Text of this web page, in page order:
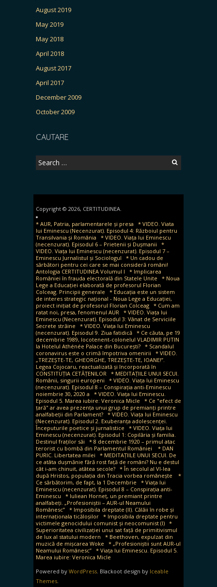
August 2019
May 2019
May 2018
April 2018
August 2017
April 2017
December 2009
October 2009
CAUTARE
Search
for:
Copyright © 2026, CERTITUDINEA.
* AUR, Patria, parlamentarele și presa
* VIDEO. Viata
lui Eminescu (Necenzurat). Episodul 4: Războiul pentru
Transilvania și România
* VIDEO. Viața lui Eminescu
(necenzurat). Episodul 6 – Prietenii și Dușmanii
*
VIDEO. Viața lui Eminescu (necenzurat). Episodul 7 –
Eminescu Jurnalistul și Sociologul
* Un cadou de
sărbători pentru cei care se mai consideră români!
Antologia CERTITUDINEA Volumul I
* Implicarea
României în frauda electorală din Statele Unite
* Noua
Lege a Educației elaborată de profesorul Florian
Colceag. Principii generale
* Educația este un sistem
de interes strategic național - Noua Lege a Educației,
proiect inițiat de profesorul Florian Colceag * Cum am
ratat noi, presa, fenomenul AUR
* VIDEO. Viața lui
Eminescu (Necenzurat). Episodul 3: Vânat de Serviciile
Secrete străine
* VIDEO. Viața lui Eminescu
(necenzurat). Episodul 9. Ziua fatidică * Ce căuta, pe 19
decembrie 1989, locotenent-colonelul VLADIMIR PUTIN
la Hotelul Athénée Palace din București? * Scandalul
coronavirus este o crimă împotriva omenirii
* VIDEO.
„TREZEȘTE-TE, GHEORGHE, TREZEȘTE-TE, IOANE!”.
Legea Cojocaru, reactualizată și încorporată în
CONSTITUȚIA CETĂȚENILOR
* MEDITAȚIILE UNUI SECUI.
Românii, singurii europeni
* VIDEO. Viața lui Eminescu
(necenzurat). Episodul 8 – Conspirația anti-Eminescu
noiembrie 30, 2020 a
* VIDEO. Viața lui Eminescu.
Episodul 5. Marea iubire: Veronica Micle
* Ce "efect de
țară" ar avea prezența unui grup de premianți printre
analfabeții din Parlament? * VIDEO. Viața lui Eminescu
(Necenzurat). Episodul 2. Exuberanța adolescenței.
Începuturile poetice și jurnalistice
* VIDEO. Viața lui
Eminescu (necenzurat). Episodul 1: Copilăria și familia.
Destinul fraților săi
* 8 decembrie 1920 – primul atac
terorist cu bombă din Parlamentul României
* DAN
PURIC. Libertatea milei
* MEDITAȚIILE UNUI SECUI. De
ce atâta dușmănie fără rost față de români? Nu e destul
cât i-am chinuit, atâtea secole? * În secolul al VI-lea
după Hristos, populația din Tracia vorbea românește
*
Ce sărbătorim, de fapt, la 1 Decembrie
* Viața lui
Eminescu (necenzurat). Episodul 8 – Conspirația anti-
Eminescu
* Iuliean Horneț, un premiant printre
analfabeți. „Profesioniștii – AUR-ul Neamului
Românesc” * Imposibila dreptate (II). Călăii în robe și
internaționala ticăloșilor * Imposibila dreptate pentru
victimele genocidului comunist și neocomunist (I) *
Superioritatea civilizației unui sat față de primitivismul
de lux al statului modern
* Beethoven, expulzat din
muzică de mișcarea Woke
* „Profesioniștii sunt AUR-ul
Neamului Românesc” * Viața lui Eminescu. Episodul 5.
Marea iubire: Veronica Micle
Powered by WordPress . Blackoot design by Iceable
Themes